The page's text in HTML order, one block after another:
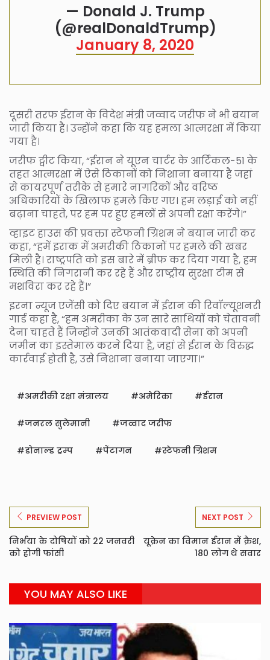
— Donald J. Trump
(@realDonaldTrump)
January 8, 2020
दूसरी तरफ ईरान के विदेश मंत्री जव्वाद जरीफ ने भी बयान
जारी किया है। उन्होंने कहा कि यह हमला आत्मरक्षा में किया
गया है।
जरीफ ट्वीट किया, “ईरान ने यूएन चार्टर के आर्टिकल-51 के
तहत आत्मरक्षा में ऐसे ठिकानों को निशाना बनाया है जहां
से कायरपूर्ण तरीके से हमारे नागरिकों और वरिष्ठ
अधिकारियों के खिलाफ हमले किए गए। हम लड़ाई को नहीं
बढ़ाना चाहते, पर हम पर हुए हमलों से अपनी रक्षा करेंगे।”
व्हाइट हाउस की प्रवक्ता स्टेफनी ग्रिशम ने बयान जारी कर
कहा, “हमें इराक में अमरीकी ठिकानों पर हमले की खबर
मिली है। राष्ट्रपति को इस बारे में ब्रीफ कर दिया गया है, हम
स्थिति की निगरानी कर रहे हैं और राष्ट्रीय सुरक्षा टीम से
मशविरा कर रहे हैं।”
इरना न्यूज एजेंसी को दिए बयान में ईरान की रिवॉल्यूशनरी
गार्ड कहा है, “हम अमरीका के उन सारे साथियों को चेतावनी
देना चाहते हैं जिन्होंने उनकी आतंकवादी सेना को अपनी
जमीन का इस्तेमाल करने दिया है, जहां से ईरान के विरुद्ध
कार्रवाई होती है, उसे निशाना बनाया जाएगा।”
अमरीकी रक्षा मंत्रालय अमेरिका ईरान
जनरल सुलेमानी जव्वाद जरीफ
डोनाल्ड ट्रम्प पेंटागन स्टेफनी ग्रिशम
PREVIEW POST
निर्भया के दोषियों को 22 जनवरी
को होगी फांसी
NEXT POST
यूक्रेन का विमान ईरान में क्रैश,
180 लोग थे सवार
YOU MAY ALSO LIKE